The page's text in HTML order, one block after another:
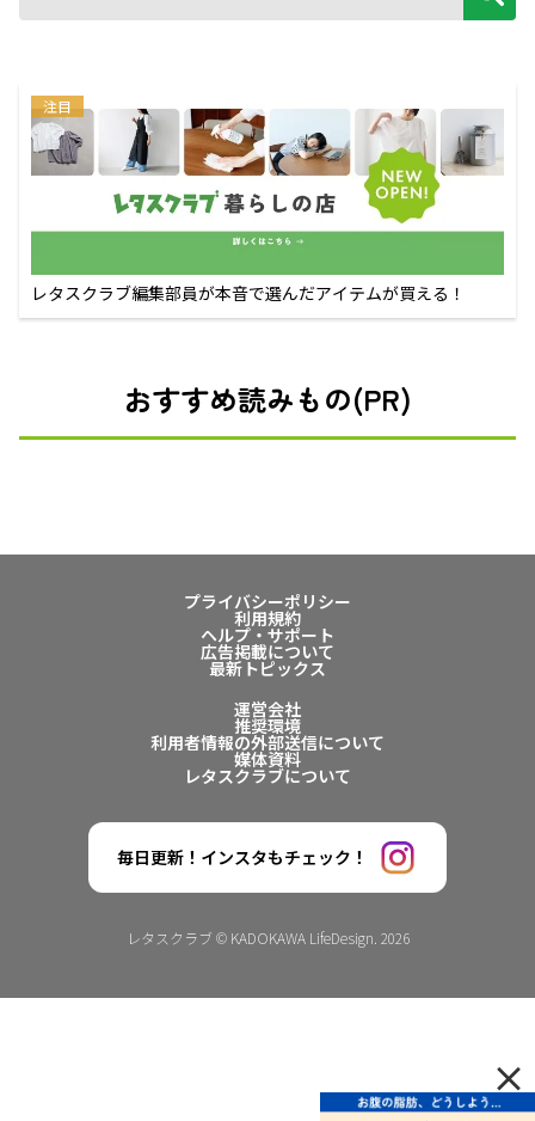
注目
レタスクラブ編集部員が本音で選んだアイテムが買える！
おすすめ読みもの(PR)
プライバシーポリシー
利用規約
ヘルプ・サポート
広告掲載について
最新トピックス
運営会社
推奨環境
利用者情報の外部送信について
媒体資料
レタスクラブについて
毎日更新！インスタもチェック！
レタスクラブ © KADOKAWA LifeDesign. 2026
×